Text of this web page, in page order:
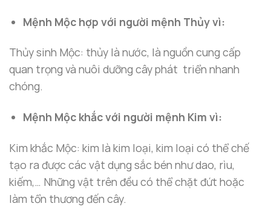
Mệnh Mộc hợp với người mệnh Thủy vì:
Thủy sinh Mộc: thủy là nước, là nguồn cung cấp
quan trọng và nuôi dưỡng cây phát triển nhanh
chóng.
Mệnh Mộc khắc với người mệnh Kim vì:
Kim khắc Mộc: kim là kim loại, kim loại có thể chế
tạo ra được các vật dụng sắc bén như dao, rìu,
kiếm,… Những vật trên đều có thể chặt đứt hoặc
làm tổn thương đến cây.